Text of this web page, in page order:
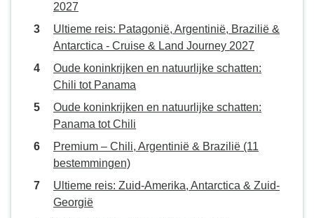
2027
Ultieme reis: Patagonië, Argentinië, Brazilië &
Antarctica - Cruise & Land Journey 2027
Oude koninkrijken en natuurlijke schatten:
Chili tot Panama
Oude koninkrijken en natuurlijke schatten:
Panama tot Chili
Premium – Chili, Argentinië & Brazilië (11
bestemmingen)
Ultieme reis: Zuid-Amerika, Antarctica & Zuid-
Georgië